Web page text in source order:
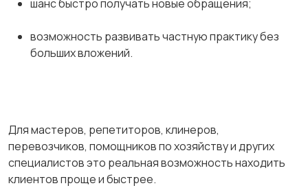
шанс быстро получать новые обращения;
возможность развивать частную практику без
больших вложений.
Для мастеров, репетиторов, клинеров,
перевозчиков, помощников по хозяйству и других
специалистов это реальная возможность находить
клиентов проще и быстрее.